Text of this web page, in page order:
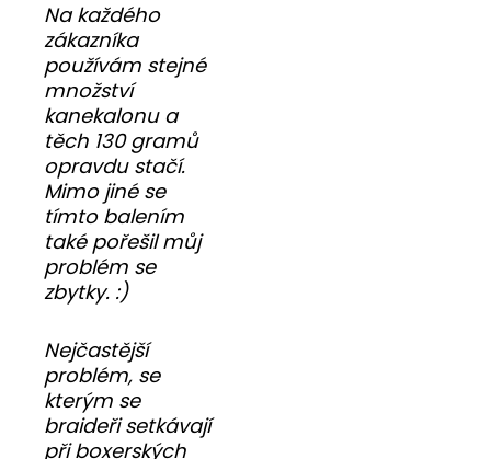
Na každého
zákazníka
používám stejné
množství
kanekalonu a
těch 130 gramů
opravdu stačí.
Mimo jiné se
tímto balením
také pořešil můj
problém se
zbytky. :)
Nejčastější
problém, se
kterým se
braideři setkávají
při boxerských